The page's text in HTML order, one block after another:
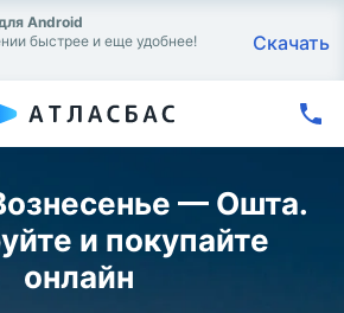
Android
быстрее и еще удобнее!
Скачать
— Ошта.
и покупайте
онлайн